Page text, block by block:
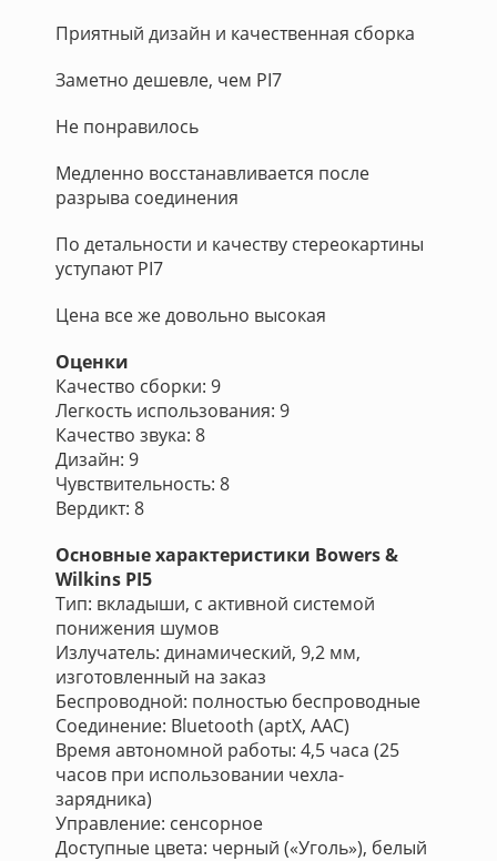
Приятный дизайн и качественная сборка
Заметно дешевле, чем PI7
Не понравилось
Медленно восстанавливается после
разрыва соединения
По детальности и качеству стереокартины
уступают PI7
Цена все же довольно высокая
Оценки
Качество сборки: 9
Легкость использования: 9
Качество звука: 8
Дизайн: 9
Чувствительность: 8
Вердикт: 8
Основные характеристики Bowers &
Wilkins PI5
Тип: вкладыши, с активной системой
понижения шумов
Излучатель: динамический, 9,2 мм,
изготовленный на заказ
Беспроводной: полностью беспроводные
Соединение: Bluetooth (aptX, AAC)
Время автономной работы: 4,5 часа (25
часов при использовании чехла-
зарядника)
Управление: сенсорное
Доступные цвета: черный («Уголь»), белый